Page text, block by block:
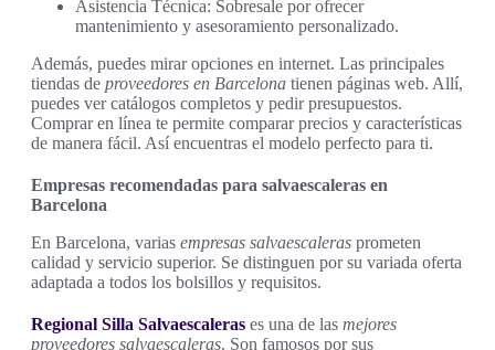
Asistencia Técnica: Sobresale por ofrecer
mantenimiento y asesoramiento personalizado.
Además, puedes mirar opciones en internet. Las principales
tiendas de proveedores en Barcelona tienen páginas web. Allí,
puedes ver catálogos completos y pedir presupuestos.
Comprar en línea te permite comparar precios y características
de manera fácil. Así encuentras el modelo perfecto para ti.
Empresas recomendadas para salvaescaleras en
Barcelona
En Barcelona, varias empresas salvaescaleras prometen
calidad y servicio superior. Se distinguen por su variada oferta
adaptada a todos los bolsillos y requisitos.
Regional Silla Salvaescaleras es una de las mejores
proveedores salvaescaleras. Son famosos por sus